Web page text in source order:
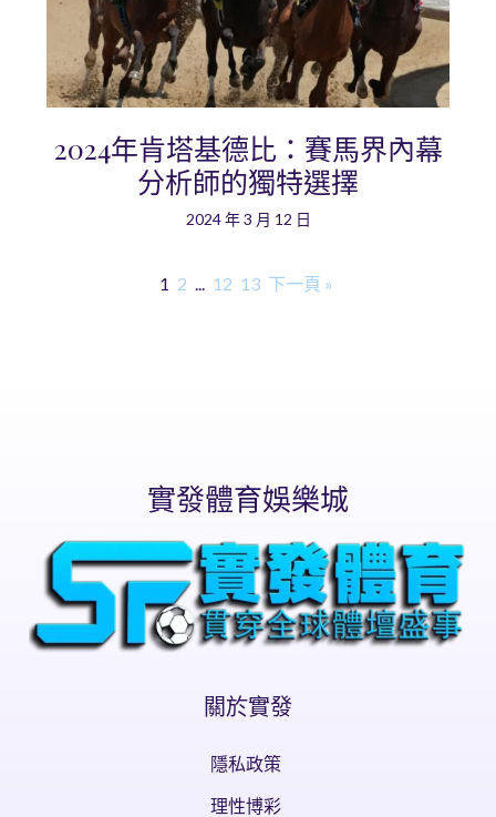
2024年肯塔基德比：賽馬界內幕
分析師的獨特選擇
2024 年 3 月 12 日
1 2 ... 12 13 下一頁 »
實發體育娛樂城
關於實發
隱私政策
理性博彩